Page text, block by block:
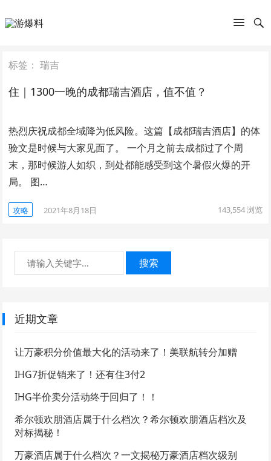
标签：瑞吉
住｜1300一晚的成都瑞吉酒店，值不值？
热烈庆祝成都全域降为低风险。这篇【成都瑞吉酒店】的体
验文是时候与大家见面了。 一个月之前去成都过了个周
末，那时候游人如织，到处都能感受到这个暑假火爆的开
局。 图…
攻略 2021年8月18日 143,554浏览
搜索
近期文章
让万豪积分价值最大化的活动来了！美联航转分加赠
IHG7折促销来了！还有住3付2
IHG半价卖分活动终于回归了！！
希尔顿欢朋酒店属于什么档次？希尔顿欢朋酒店档次及
对标揭秘！
万豪酒店属于什么档次？一文揭秘万豪酒店档次级别